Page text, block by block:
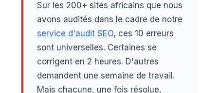
Sur les 200+ sites africains que nous
avons audités dans le cadre de notre
service d'audit SEO, ces 10 erreurs
sont universelles. Certaines se
corrigent en 2 heures. D'autres
demandent une semaine de travail.
Mais chacune, une fois résolue,